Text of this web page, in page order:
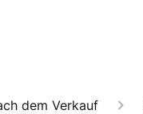
dem Verkauf